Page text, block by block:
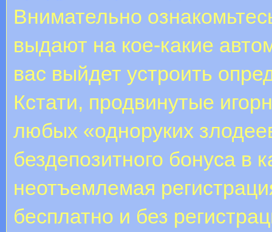
Внимательно
выдают на кое-какие
вас выйдет устроить
Кстати, продвинутые
любых «одноруких
бездепозитного бонуса в
неотъемлемая
бесплатно и без